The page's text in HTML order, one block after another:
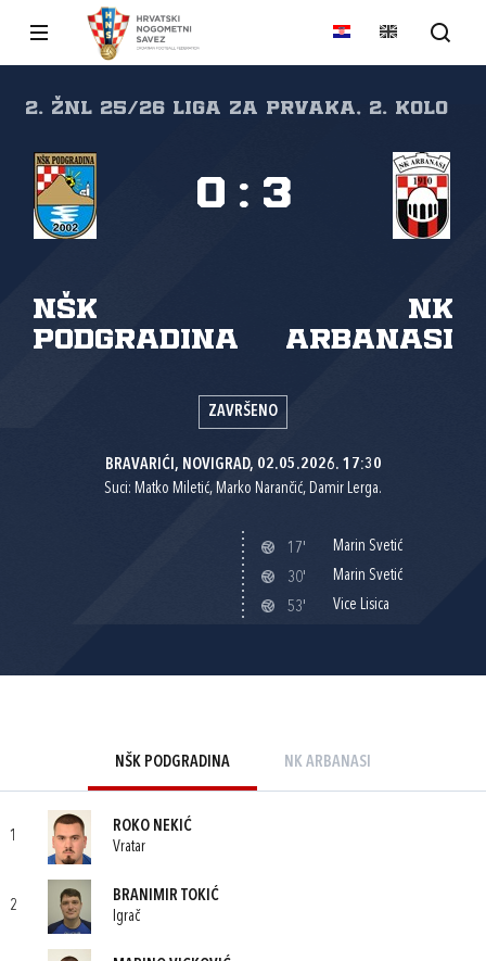
2. žnl 25/26 Liga za prvaka, 2. kolo
NŠK
Podgradina
NK
Arbanasi
0 : 3
ZAVRŠENO
BRAVARIĆI, NOVIGRAD, 02.05.2026. 17:30
Suci: Matko Miletić, Marko Narančić, Damir Lerga.
17'
Marin Svetić
30'
Marin Svetić
53'
Vice Lisica
NŠK PODGRADINA NK ARBANASI
1
ROKO NEKIĆ
Vratar
2
BRANIMIR TOKIĆ
Igrač